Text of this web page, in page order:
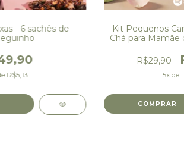
- 6 sachês de
R$5,13
Kit Pequenos
Chá para
R$29,90
5x de